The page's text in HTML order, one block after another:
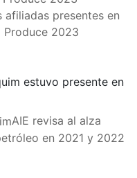
afiliadas presentes en
Produce 2023
estuvo presente en
AIE revisa al alza
en 2021 y 2022